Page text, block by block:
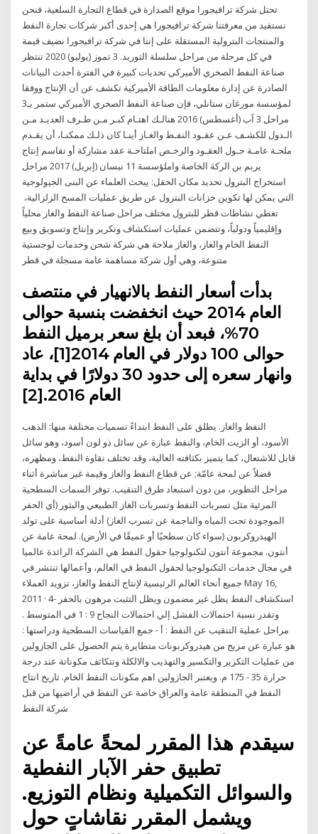
تحتل شركة ترافيجورا موقع الصدارة في قطاع التجارة السلعية، فنحن
نستفيد من معرفتنا شركة ترافيجورا هي إحدى أكبر شركات تجارة النفط
والمنتجات البترولية المستقلة على إننا في شركة ترافيجورا نضيف قيمة
في كل مرحلة من مراحل سلسلة التوريد. 3 تموز (يوليو) 2020 تنتظر
صناعة النفط الصخري الأميركي تحديات كبيرة في الفترة أحدث البيانات
الصادرة عن إدارة معلومات الطاقة الأميركية تكشف عن أن الإنتاج ووفقا
لمؤسسة مورغان ستانلي، فإن صناعة النفط الصخري الأميركي ستمر بـ3
مراحل 3 آب (أغسطس) 2016 هنالـك اهتـام كبـر مـن طـرف العديـد مـن
الـدول للكشـف عـن عقـود النفـط والغـاز أينـا كان ذلـك ممكنـا، أن يقـدم
ملحـة عامـة حـول العقـود والرخـص املتاحـة عقد مشاركة أو تقاسم إنتاج
يربم بن الركة الخاصة واملؤسسة 11 نيسان (إبريل) 2017 مراحل
استخراج البترول تحديد مكان الحقل: يبحث العلماء عن البنى الجيولوجية
التي يمكن لها تكوين خزانات البترول عن طريق عمليات المسح الزلزالية،
تغطي نشاطات قطر للبترول مختلف مراحل صناعة النفط والغاز محلياً
وإقليمياً ودولياً، وتتضمن عمليات استكشاف وتكرير وإنتاج وتسويق وبيع
النفط الخام والغاز، والغاز ملاحة هي شركة شحن وخدمات لوجستية
متنوعة، وهي أول شركة مساهمة عامة مسجلة في قطر
بدأت أسعار النفط بالانهيار في منتصف
العام 2014 حيث انخفضت بنسبة حوالى
70%، فبعد أن بلغ سعر برميل النفط
حوالى 100 دولار في العام 2014[1]، عاد
وانهار سعره إلى حدود 30 دولارًا في بداية
العام 2016.[2]
النفط والغاز. يطلق على النفط ابتداءً تسميات مختلفة منها: الذهب
الأسود، أو الزيت الخام، والنفط عبارة عن سائل ذو لون أسود، وهو سائل
قابل للاشتعال، كما يتميز بكثافته العالية، وقد تختلف نقاوة النفط، ومظهره،
فضلاً عن لمحة عامّة; عن قطاع النفط والغاز وقيمة غير مباشرة أثناء
مراحل التطوير، من دون استبعاد طرق التنقيب. توفر السمات السطحية
المرئية مثل تسربات النفط وتسربات الغاز الطبيعي والبثور (أي الحفر
الموجودة تحت المياه والناجمة عن تسرب الغاز) أدلة أساسية على تولد
الهيدروكربون (سواء كان سطحيًا أو عميقًا في الأرض). لمحة عامة عن
أنتون. مجموعة أنتون لتكنولوجيا حقول النفط هي الشركة الرائدة عالميا
في مجال خدمات التكنولوجيا لحقول النفط في العالم، وأعمالها تنتشر في
جميع أنحاء العالم الرئيسية لإنتاج النفط والغاز، تزويد العملاء May 16,
2011 · 4- استكشاف النفط يظل غير مضمون ويظل التثبت مرهون بالحفر
وتقدر نسبة احتمالات الفشل إلي احتمالات النجاح 9 : 1 في المتوسط .
مراحل عملية التنقيب عن النفط : أ - جمع القياسات السطحية ودراستها :
هو عبارة عن مزيج من هيدروكربونات متطايرة يتم الحصول على الجازولين
من عمليات التكرير والتكسير والتهذيب والالكلة وتتكاثف مكوناتة عند درجة
حرارة 35 - 175 م. ويعتبر الجازولين اهم مكونات النفط الخام. تاريخ انتاج
النفط في المنطقة عامة والعراق خاصة عن النفط في أراضيها من قبل
شركة النفط
سيقدم هذا المقرر لمحةً عامةً عن
تطبيق حفر الآبار النفطية
والسوائل التكميلية ونظام التوزيع.
ويشمل المقرر نقاشاتٍ حول